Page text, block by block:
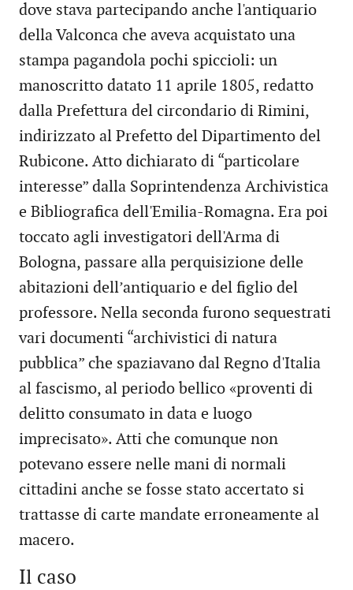
dove stava partecipando anche l'antiquario
della Valconca che aveva acquistato una
stampa pagandola pochi spiccioli: un
manoscritto datato 11 aprile 1805, redatto
dalla Prefettura del circondario di Rimini,
indirizzato al Prefetto del Dipartimento del
Rubicone. Atto dichiarato di “particolare
interesse” dalla Soprintendenza Archivistica
e Bibliografica dell'Emilia-Romagna. Era poi
toccato agli investigatori dell'Arma di
Bologna, passare alla perquisizione delle
abitazioni dell’antiquario e del figlio del
professore. Nella seconda furono sequestrati
vari documenti “archivistici di natura
pubblica” che spaziavano dal Regno d'Italia
al fascismo, al periodo bellico «proventi di
delitto consumato in data e luogo
imprecisato». Atti che comunque non
potevano essere nelle mani di normali
cittadini anche se fosse stato accertato si
trattasse di carte mandate erroneamente al
macero.
Il caso